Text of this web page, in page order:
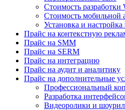
Стоимость разработки
Стоимость мобильной
Установка и
Прайс на контекстную
Прайс на SMM
Прайс на SERM
Прайс на интеграцию
Прайс на аудит и аналитику
Прайс на дополнительные
Профессиональный
Разработка
Видеоролики и